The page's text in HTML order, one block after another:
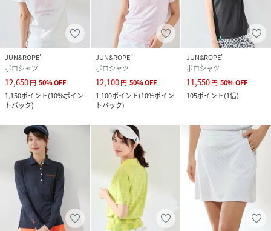
ERM24010-10-010 KM3309
JUN&ROPE’
ポロシャツ
12,650円 50%OFF
1,150ポイント(10%ポイン
トバック)
JUN&ROPE’
ポロシャツ
12,100円 50%OFF
1,100ポイント(10%ポイン
トバック)
JUN&ROPE’
ポロシャツ
11,550円 50%OFF
105ポイント(1倍)